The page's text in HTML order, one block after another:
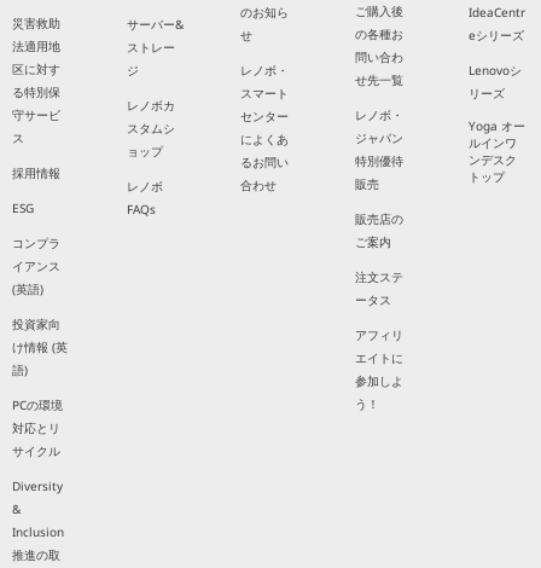
災害救助
法適用地
区に対す
る特別保
守サービ
ス
採用情報
ESG
コンプラ
イアンス
(英語)
投資家向
け情報 (英
語)
PCの環境
対応とリ
サイクル
Diversity
&
Inclusion
推進の取
サーバー&
ストレー
ジ
レノボカ
スタムシ
ョップ
レノボ
FAQs
のお知ら
せ
レノボ・
スマート
センター
によくあ
るお問い
合わせ
ご購入後
の各種お
問い合わ
せ先一覧
レノボ・
ジャパン
特別優待
販売
販売店の
ご案内
注文ステ
ータス
アフィリ
エイトに
参加しよ
う！
IdeaCentr
eシリーズ
Lenovoシ
リーズ
Yoga オー
ルインワ
ンデスク
トップ